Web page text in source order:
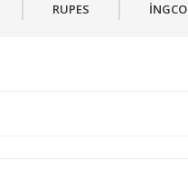
RUPES İNGCO